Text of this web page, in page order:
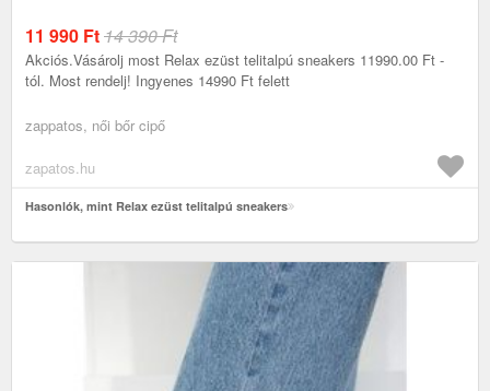
11 990 Ft14 390 Ft
Akciós.Vásárolj most Relax ezüst telitalpú sneakers 11990.00 Ft -
tól. Most rendelj! Ingyenes 14990 Ft felett
zappatos, női bőr cipő
zapatos.hu
Hasonlók, mint Relax ezüst telitalpú sneakers